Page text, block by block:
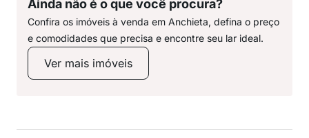
Ainda não é o que você procura?
Confira os imóveis à venda em Anchieta, defina o preço
e comodidades que precisa e encontre seu lar ideal.
Ver mais imóveis